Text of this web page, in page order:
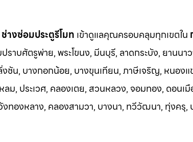
ช่างซ่อมประตูรีโมท เข้าดูแลคุณครอบคลุมทุกเขตใน
ราบศัตรูพ่าย, พระโขนง, มีนบุรี, ลาดกระบัง, ยานน
ชัน, บางกอกน้อย, บางขุนเทียน, ภาษีเจริญ, หนอง
ม, ประเวศ, คลองเตย, สวนหลวง, จอมทอง, ดอนเ
ทองหลาง, คลองสามวา, บางนา, ทวีวัฒนา, ทุ่งครุ,